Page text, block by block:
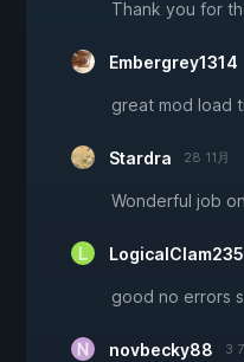
Thank you for
Embergrey1314
great mod load
Stardra 28 11月
Wonderful job
LogicalClam235
good no errors
novbecky88 3